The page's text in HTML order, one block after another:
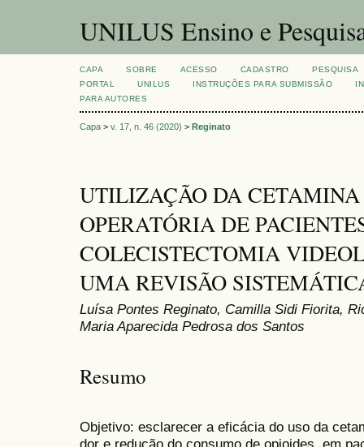
UNILUS Ensino e
CAPA SOBRE ACESSO CADASTRO
PESQUISA
PORTAL
UNILUS INSTRUÇÕES PARA SUBMISSÃO
PARA AUTORES
Capa > v. 17, n. 46 (2020) > Reginato
UTILIZAÇÃO DA CETAMINA
OPERATÓRIA DE
COLECISTECTOMIA
UMA REVISÃO
Luísa Pontes Reginato, Camilla Sidi Fiorita,
Maria Aparecida Pedrosa dos Santos
Resumo
Objetivo: esclarecer a eficácia do uso da